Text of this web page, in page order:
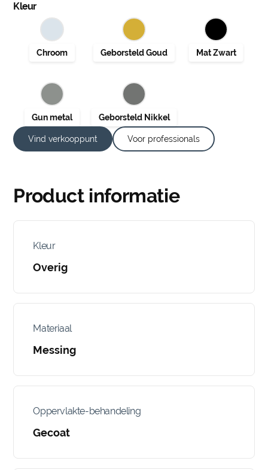
Kleur
Vind verkooppunt Voor professionals
Product informatie
Kleur
Overig
Materiaal
Messing
Oppervlakte-behandeling
Gecoat